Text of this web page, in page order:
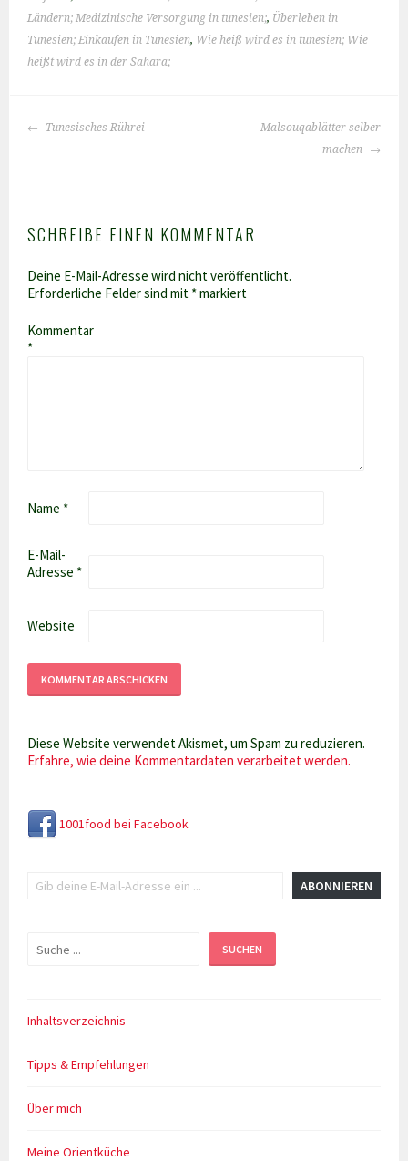
Ländern; Medizinische Versorgung in tunesien;, Überleben in
Tunesien; Einkaufen in Tunesien, Wie heiß wird es in tunesien; Wie
heißt wird es in der Sahara;
BEITRAGS-
Tunesisches Rührei
Malsouqablätter selber
machen
SCHREIBE EINEN KOMMENTAR
Deine E-Mail-Adresse wird nicht veröffentlicht.
Erforderliche Felder sind mit *markiert
Kommentar
*
Name *
E-Mail-
Adresse *
Website
Diese Website verwendet Akismet, um Spam zu reduzieren.
Erfahre, wie deine Kommentardaten verarbeitet werden.
1001food bei Facebook
ABONNIEREN
Suchen SUCHEN
Inhaltsverzeichnis
Tipps & Empfehlungen
Über mich
Meine Orientküche